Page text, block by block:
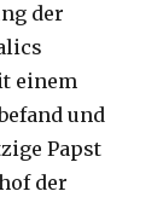
der
einem
und
Papst
der